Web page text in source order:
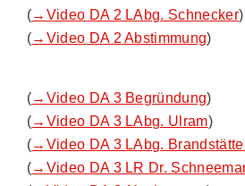
(→Video DA 2 LAbg. Schnecker)
(→Video DA 2 Abstimmung)
(→Video DA 3 Begründung)
(→Video DA 3 LAbg. Ulram)
(→Video DA 3 LAbg.
(→Video DA 3 LR Dr.